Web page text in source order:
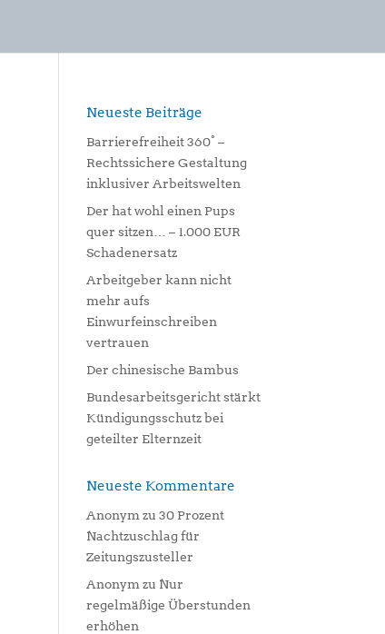
Neueste Beiträge
Barrierefreiheit 360° –
Rechtssichere Gestaltung
inklusiver Arbeitswelten
Der hat wohl einen Pups
quer sitzen… – 1.000 EUR
Schadenersatz
Arbeitgeber kann nicht
mehr aufs
Einwurfeinschreiben
vertrauen
Der chinesische Bambus
Bundesarbeitsgericht stärkt
Kündigungsschutz bei
geteilter Elternzeit
Neueste Kommentare
Anonym zu30 Prozent
Nachtzuschlag für
Zeitungszusteller
Anonym zu Nur
regelmäßige Überstunden
erhöhen